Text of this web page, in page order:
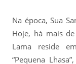
Na época, Sua
Hoje, há mais
Lama reside
“Pequena